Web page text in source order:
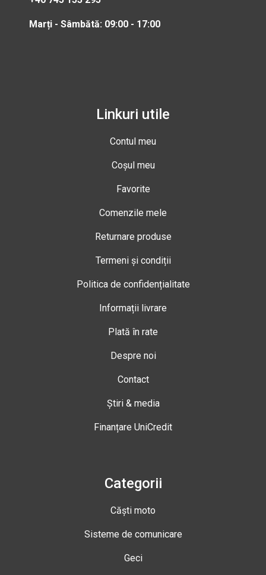
Marți - Sâmbătă: 09:00 - 17:00
Linkuri utile
Contul meu
Coșul meu
Favorite
Comenzile mele
Returnare produse
Termeni și condiții
Politica de confidențialitate
Informații livrare
Plată în rate
Despre noi
Contact
Știri & media
Finanțare UniCredit
Categorii
Căști moto
Sisteme de comunicare
Geci